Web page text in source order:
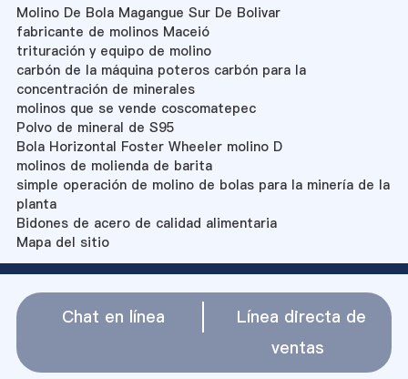
Molino De Bola Magangue Sur De Bolivar
fabricante de molinos Maceió
trituración y equipo de molino
carbón de la máquina poteros carbón para la
concentración de minerales
molinos que se vende coscomatepec
Polvo de mineral de S95
Bola Horizontal Foster Wheeler molino D
molinos de molienda de barita
simple operación de molino de bolas para la minería de la
planta
Bidones de acero de calidad alimentaria
Mapa del sitio
Chat en línea
Línea directa de
ventas